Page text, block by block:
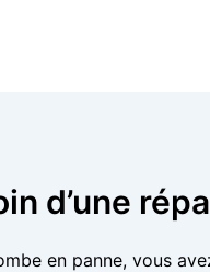
d’une
en panne, vous